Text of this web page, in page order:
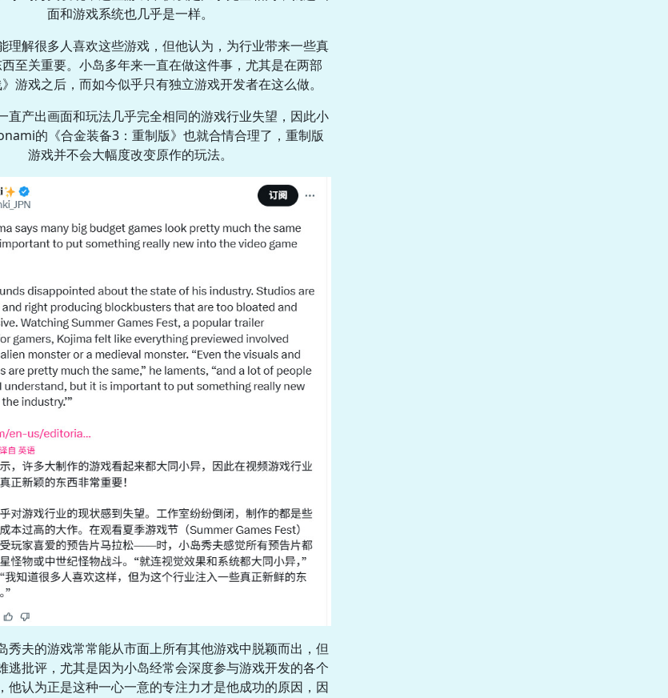
面和游戏系统也几乎是一样。
理解很多人喜欢这些游戏，但他认为，为行业带来一些真
至关重要。小岛多年来一直在做这件事，尤其是在两部
》游戏之后，而如今似乎只有独立游戏开发者在这么做。
直产出画面和玩法几乎完全相同的游戏行业失望，因此小
的《合金装备3：重制版》也就合情合理了，重制版
游戏并不会大幅度改变原作的玩法。
秀夫的游戏常常能从市面上所有其他游戏中脱颖而出，但
逃批评，尤其是因为小岛经常会深度参与游戏开发的各个
他认为正是这种一心一意的专注力才是他成功的原因，因